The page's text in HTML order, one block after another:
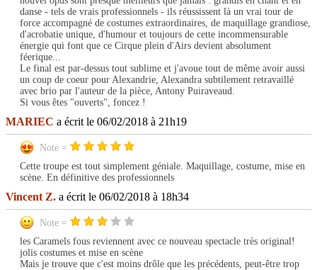
danse - tels de vrais professionnels - ils réussissent là un vrai tour de
force accompagné de costumes extraordinaires, de maquillage grandiose,
d'acrobatie unique, d'humour et toujours de cette incommensurable
énergie qui font que ce Cirque plein d'Airs devient absolument
féerique...
Le final est par-dessus tout sublime et j'avoue tout de même avoir aussi
un coup de coeur pour Alexandrie, Alexandra subtilement retravaillé
avec brio par l'auteur de la pièce, Antony Puiraveaud.
Si vous êtes "ouverts", foncez !
MARIEC a écrit le 06/02/2018 à 21h19
Note =
Cette troupe est tout simplement géniale. Maquillage, costume, mise en
scène. En définitive des professionnels
Vincent Z. a écrit le 06/02/2018 à 18h34
Note =
les Caramels fous reviennent avec ce nouveau spectacle très original!
jolis costumes et mise en scène
Mais je trouve que c'est moins drôle que les précédents, peut-être trop